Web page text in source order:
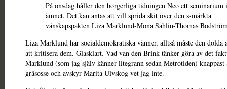
På onsdag håller den borgerliga tidningen Neo ett seminarium i
ämnet. Det kan antas att vill sprida skit över den s-märkta
vänskapspakten Liza Marklund-Mona Sahlin-Thomas
Liza Marklund har socialdemokratiska vänner, alltså måste den dolda
att kritisera dem. Glasklart. Vad van den Brink tänker göra av det
Marklund (som jag själv känner litegrann sedan Metrotiden) knappast
gråsosse och avskyr Marita Ulvskog vet jag inte.